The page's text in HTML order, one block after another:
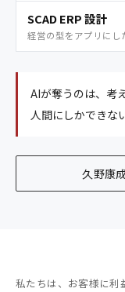
SCAD ERP 設計
経営の型をアプリにし
AIが奪うのは、考
人間にしかできな
久野康
私たちは、お客様に利